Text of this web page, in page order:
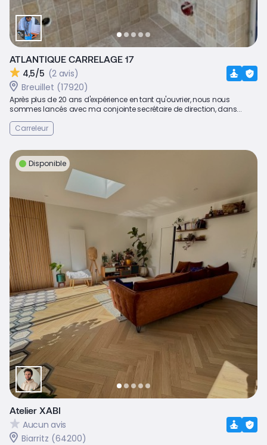
ATLANTIQUE CARRELAGE 17
4,5/5 (2 avis)
Breuillet (17920)
Après plus de 20 ans d'expérience en tant qu'ouvrier, nous nous
sommes lancés avec ma conjointe secrétaire de direction, dans...
Carreleur
Disponible
Atelier XABI
Aucun avis
Biarritz (64200)